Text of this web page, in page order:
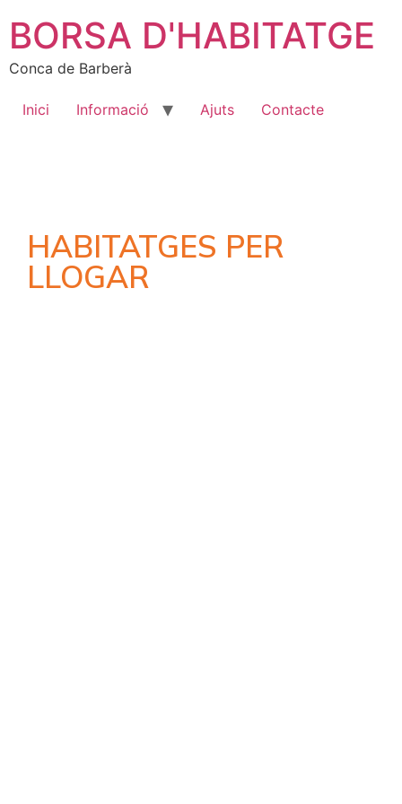
BORSA D'HABITATGE
Conca de Barberà
Inici Informació Ajuts Contacte
HABITATGES PER
LLOGAR